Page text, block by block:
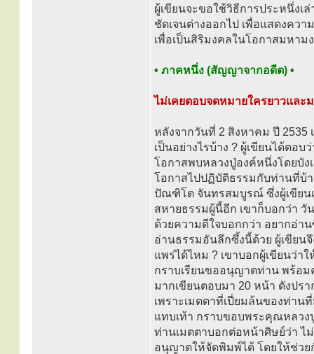
ผู้เขียนจะขอใช้วิธีการประหนึ่งเ
ชัดเจนต่างออกไป เพื่อแสดงคว
เพื่อเป็นสิริมงคลในโอกาสมหาม
• ภาคหนึ่ง (สัญญาจากอดีต) •
ไม่เคยตอบจดหมายใครยาวและ
หลังจากวันที่ 2 สิงหาคม ปี 2535
เป็นอย่างไรบ้าง ? ผู้เขียนได้ตอ
โอกาสพบหลวงปู่องค์หนึ่งโดยบัง
โอกาสไปปฏิบัติธรรมกับท่านที่บ้
ปัณฑิโต จันทรสมบูรณ์ ซึ่งผู้เขียน
สหายธรรมผู้นี้อีก เขาก็บอกว่า
ด้วยความดีใจบอกกว่า อยากอ่า
อ่านธรรมอันลึกซึ้งนี้ด้วย ผู้เขียน
แพร่ได้ไหม ? เขาบอกผู้เขียนว่า
กราบเรียนขออนุญาตท่าน พร้อ
มากเขียนตอบมา 20 หน้า ดังปร
เพราะเมตตาที่เปี่ยมล้นของท่าน
แทบเท้า กราบขอบพระคุณหลว
ท่านเมตตาบอกต่อหน้าศิษย์ว่า ไ
อนุญาตให้จัดพิมพ์ได้ โดยให้ช่วย